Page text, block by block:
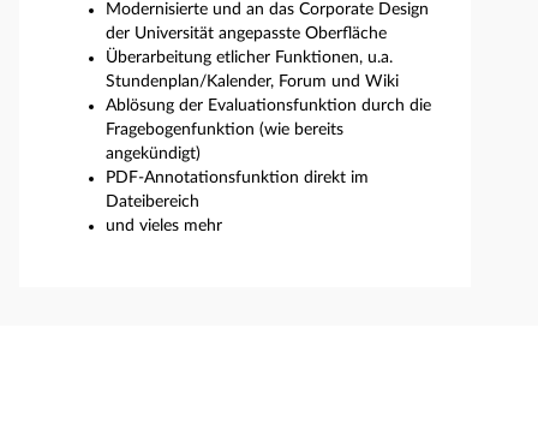
Modernisierte und an das Corporate Design
der Universität angepasste Oberfläche
Überarbeitung etlicher Funktionen, u.a.
Stundenplan/Kalender, Forum und Wiki
Ablösung der Evaluationsfunktion durch die
Fragebogenfunktion (wie bereits
angekündigt)
PDF-Annotationsfunktion direkt im
Dateibereich
und vieles mehr